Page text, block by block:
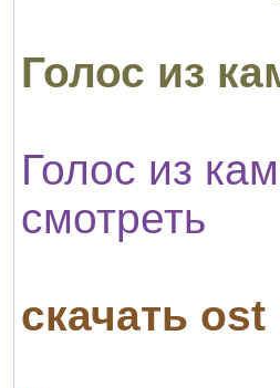
Голос из
Голос из
смотреть
скачать